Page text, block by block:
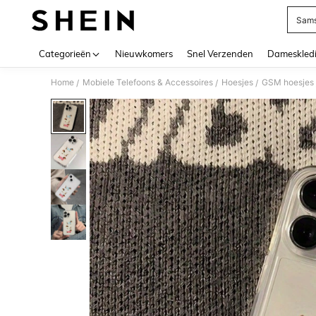
Categorieën Nieuwkomers Snel Verzenden
Home / Mobiele Telefoons & Accessoires / Hoesjes / GSM hoesjes